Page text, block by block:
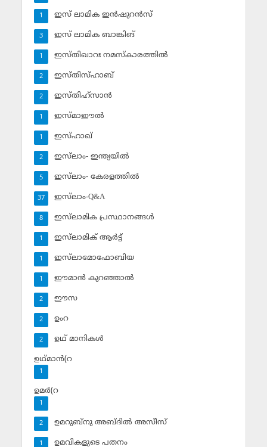
ഇസ് ലാമിക ഇന്‍ഷുറന്‍സ്‌
1
ഇസ് ലാമിക ബാങ്കിങ്‌
3
ഇസ്തിഖാറഃ നമസ്‌കാരത്തില്‍
1
ഇസ്തിസ്ഹാബ്
2
ഇസ്തിഹ്‌സാന്‍
2
ഇസ്മാഈല്‍
1
ഇസ്ഹാഖ്‌
1
ഇസ്‌ലാം- ഇന്ത്യയില്‍
2
ഇസ്‌ലാം- കേരളത്തില്‍
5
ഇസ്‌ലാം-Q&A
37
ഇസ്‌ലാമിക പ്രസ്ഥാനങ്ങള്‍
8
ഇസ്‌ലാമിക് ആര്‍ട്ട്
1
ഇസ്‌ലാമോഫോബിയ
1
ഈമാന്‍ കുറഞ്ഞാല്‍
1
ഈസ
2
ഉംറ
2
ഉഥ് മാനികള്‍
2
ഉഥ്മാന്‍(റ
1
ഉമര്‍(റ
1
ഉമറുബ്‌നു അബ്ദില്‍ അസീസ്‌
2
ഉമവികളുടെ പതനം
1